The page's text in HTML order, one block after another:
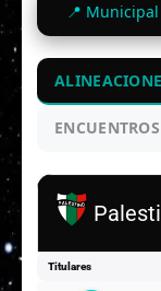
📍
Titulares